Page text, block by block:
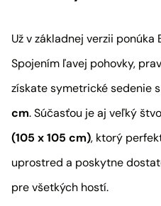
Už v základnej verzii
Spojením ľavej pohovky,
získate symetrické sedenie
cm. Súčasťou je aj veľký
(105 x 105 cm), ktorý
uprostred a poskytne
pre všetkých hostí.